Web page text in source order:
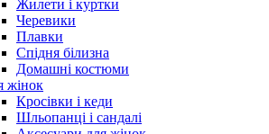
Жилети і куртки
Черевики
Плавки
Спідня білизна
Домашні костюми
жінок
Кросівки і кеди
Шльопанці і сандалі